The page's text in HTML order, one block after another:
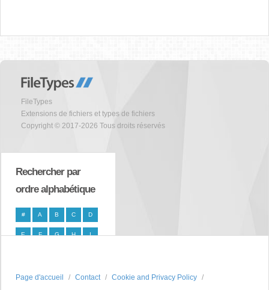
FileTypes
Extensions de fichiers et types de fichiers
Copyright © 2017-2026 Tous droits réservés
Rechercher par
ordre alphabétique
# A B C D
E F G H I
P S
Page d'accueil Contact Cookie and Privacy Policy